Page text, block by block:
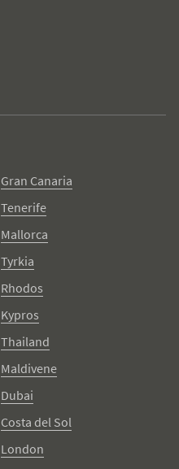
Gran Canaria
Tenerife
Mallorca
Tyrkia
Rhodos
Kypros
Thailand
Maldivene
Dubai
Costa del Sol
London